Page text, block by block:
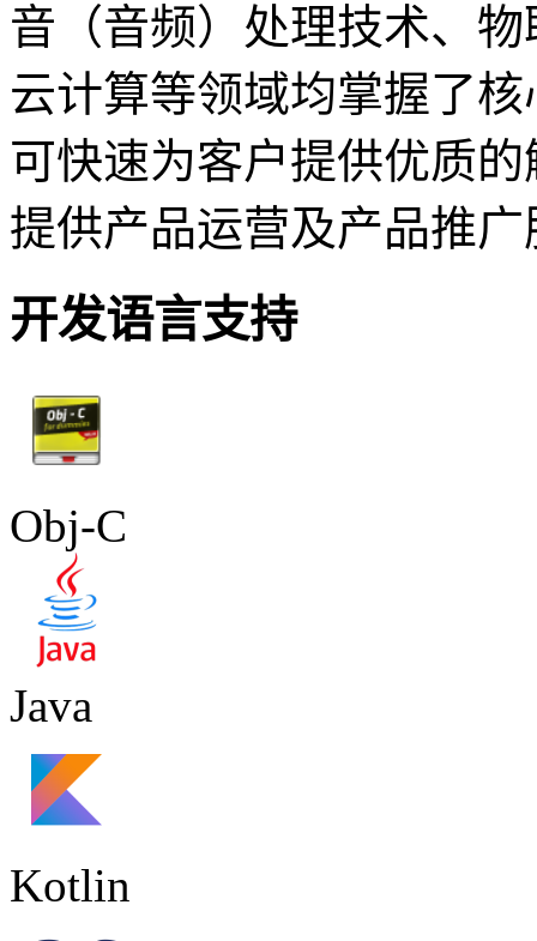
音（音频）处理技术、
云计算等领域均掌握了
可快速为客户提供优质
提供产品运营及产品推广
开发语言支持
Obj-C
Java
Kotlin